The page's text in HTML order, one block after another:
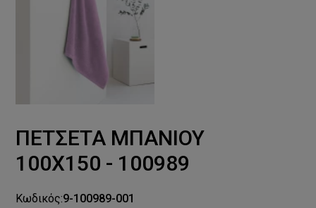
ΠΕΤΣΕΤΑ ΜΠΑΝΙΟΥ
100Χ150 - 100989
Κωδικός:9-100989-001